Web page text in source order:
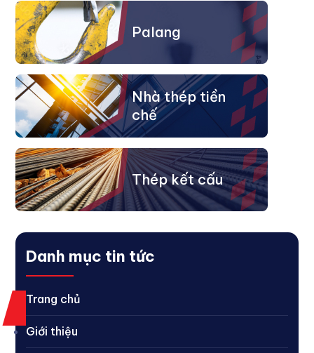
Palang
Nhà thép tiền
chế
Thép kết cấu
Danh mục tin tức
Trang chủ
Giới thiệu